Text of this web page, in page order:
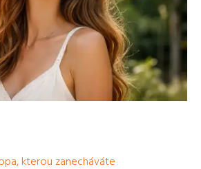
kterou zanecháváte